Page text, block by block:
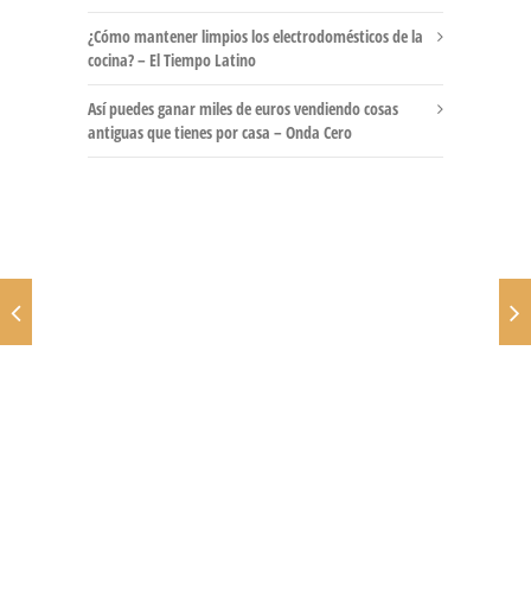
¿Cómo mantener limpios los electrodomésticos de la
cocina? – El Tiempo Latino
Así puedes ganar miles de euros vendiendo cosas
antiguas que tienes por casa – Onda Cero